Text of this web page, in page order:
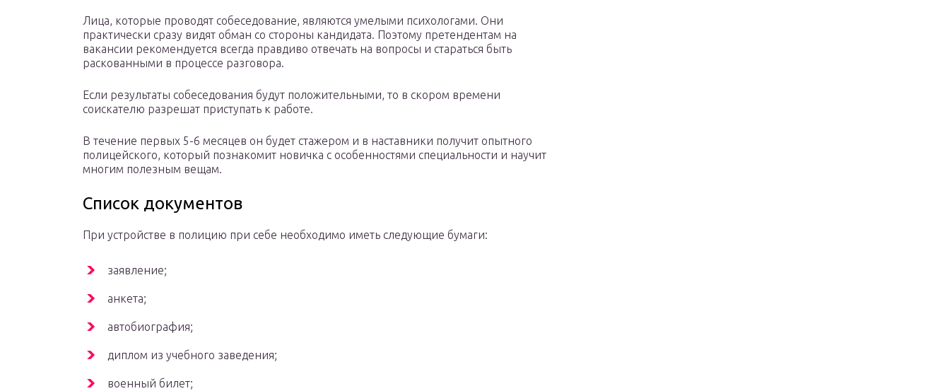
Лица, которые проводят собеседование, являются умелыми психологами. Они
практически сразу видят обман со стороны кандидата. Поэтому претендентам на
вакансии рекомендуется всегда правдиво отвечать на вопросы и стараться быть
раскованными в процессе разговора.
Если результаты собеседования будут положительными, то в скором времени
соискателю разрешат приступать к работе.
В течение первых 5-6 месяцев он будет стажером и в наставники получит опытного
полицейского, который познакомит новичка с особенностями специальности и научит
многим полезным вещам.
Список документов
При устройстве в полицию при себе необходимо иметь следующие бумаги:
заявление;
анкета;
автобиография;
диплом из учебного заведения;
военный билет;